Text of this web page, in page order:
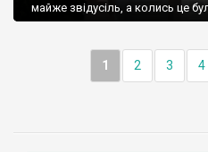
майже звідусіль, а колись це
1 2 3 4